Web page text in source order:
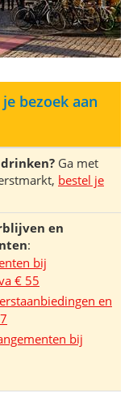
bezoek aan
Ga met
bestel je
en
:
bij
€ 55
en
bij